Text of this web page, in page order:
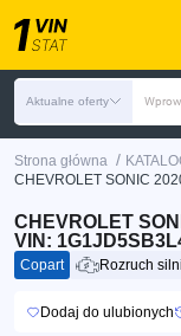
Aktualne oferty
Strona główna /
CHEVROLET SONIC
CHEVROLET
VIN:
Copart Rozruch
Dodaj do ulubionych